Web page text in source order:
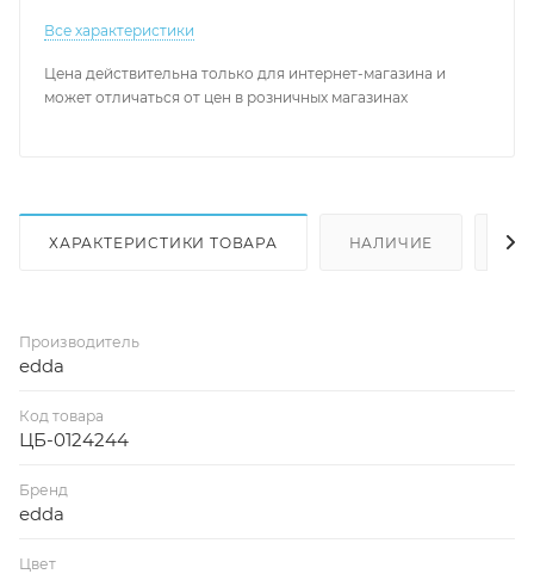
Все характеристики
Цена действительна только для интернет-магазина и
может отличаться от цен в розничных магазинах
ХАРАКТЕРИСТИКИ ТОВАРА НАЛИЧИЕ
Производитель
edda
Код товара
ЦБ-0124244
Бренд
edda
Цвет